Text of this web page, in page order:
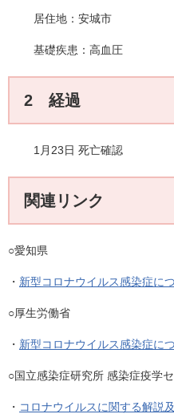
居住地：安城市
基礎疾患：高血圧
2 経過
1月23日 死亡確認
関連リンク
○愛知県
・ 新型コロナウイルス感染症に
○厚生労働省
・ 新型コロナウイルス感染症に
○国立感染症研究所 感染症疫学
・ コロナウイルスに関する解説